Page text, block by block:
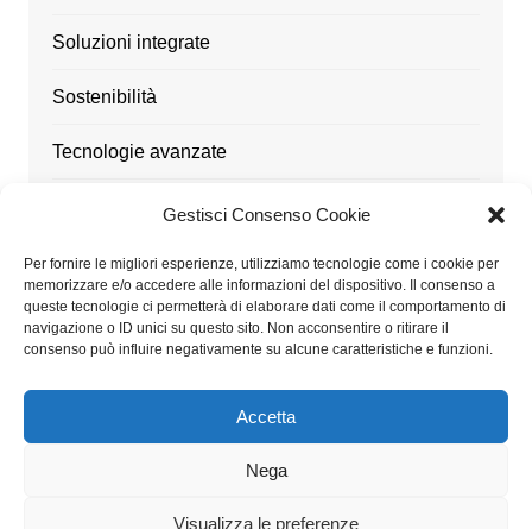
Gestisci Consenso Cookie
Per fornire le migliori esperienze, utilizziamo tecnologie come i cookie per
memorizzare e/o accedere alle informazioni del dispositivo. Il consenso a
queste tecnologie ci permetterà di elaborare dati come il comportamento di
navigazione o ID unici su questo sito. Non acconsentire o ritirare il
consenso può influire negativamente su alcune caratteristiche e funzioni.
Accetta
Nega
Visualizza le preferenze
Soluzioni integrate
Sostenibilità
Tecnologie avanzate
Utensili
pubblicizzando e fornendo link al sito Amazon.it